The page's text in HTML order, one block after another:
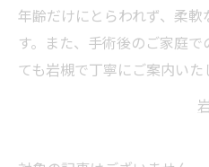
年齢だけにとらわれず、柔
す。また、手術後のご家庭
ても岩槻で丁寧にご案内いた